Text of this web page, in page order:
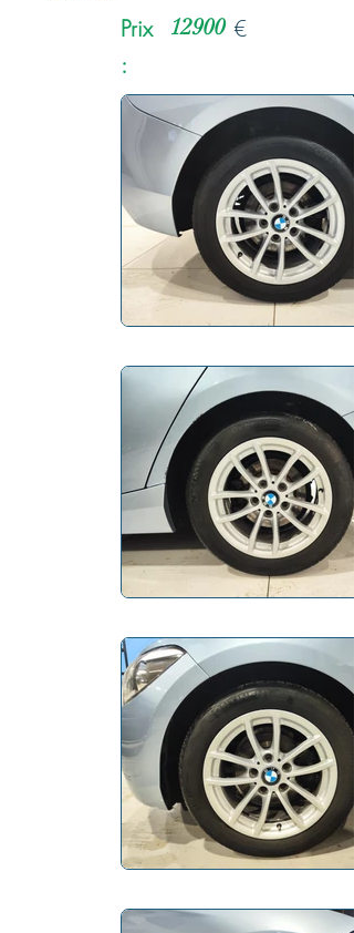
Prix
:
12900 €